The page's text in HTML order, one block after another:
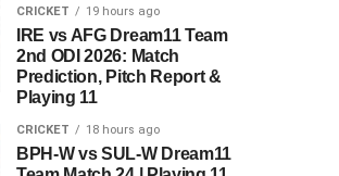
CRICKET 19 hours ago
IRE vs AFG Dream11 Team
2nd ODI 2026: Match
Prediction, Pitch Report &
Playing 11
CRICKET 18 hours ago
BPH-W vs SUL-W Dream11